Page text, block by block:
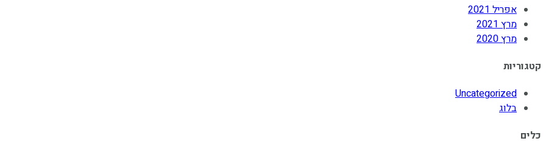
אפריל 2021
מרץ 2021
מרץ 2020
קטגוריות
Uncategorized
בלוג
כלים